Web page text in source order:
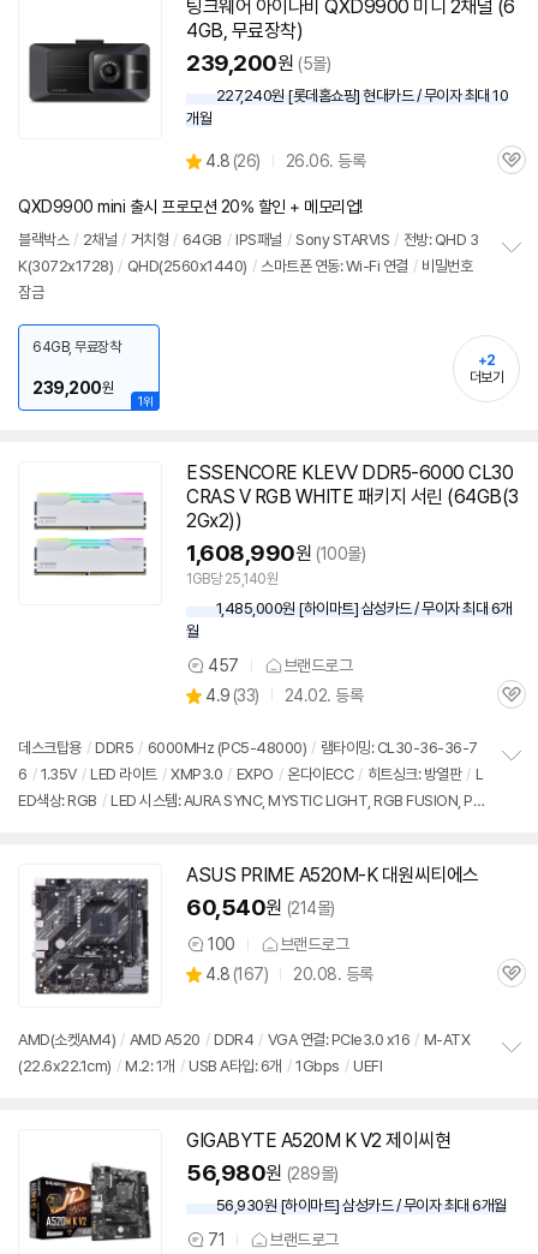
팅크웨어 아이나비 QXD9900 미니 2채널 (6
4GB, 무료장착)
239,200원 (5몰)
227,240원 [롯데홈쇼핑] 현대카드 / 무이자 최대 10
개월
별
점
4.8 (상
리
뷰
26) 26.06. 등록
관
QXD9900 mini 출시 프로모션 20% 할인 + 메모리업!
블랙박스 / 2채널 / 거치형 / 64GB / IPS패널 / Sony STARVIS / 전방: QHD 3
K(3072x1728) / QHD(2560x1440) / 스마트폰 연동: Wi-Fi 연결 / 비밀번호
잠금
기
1위
64GB, 무료장착
239,200원
+2
더보기
ESSENCORE KLEVV DDR5-6000 CL30
CRAS V RGB WHITE 패키지 서린 (64GB(3
2Gx2))
1,608,990원 (100몰)
1GB당 25,140원
1,485,000원 [하이마트] 삼성카드 / 무이자 최대 6개
월
상
품
견
457 브랜드로그
별
4.9 (상
리
뷰
33) 24.02. 등록
관
데스크탑용 / DDR5 / 6000MHz (PC5-48000) / 램타이밍: CL30-36-36-7
6 / 1.35V / LED 라이트 / XMP3.0 / EXPO / 온다이ECC / 히트싱크: 방열판 / L
ED색상: RGB / LED 시스템: AURA SYNC, MYSTIC LIGHT, RGB FUSION, PO
ASUS PRIME A520M-K 대원씨티에스
60,540원 (214몰)
상
품
100 브랜드로그
별
4.8 (상
167) 20.08. 등록
관
AMD(소켓AM4) / AMD A520 / DDR4 / VGA 연결: PCIe3.0 x16 / M-ATX
(22.6x22.1cm) / M.2: 1개 / USB A타입: 6개 / 1Gbps / UEFI
GIGABYTE A520M K V2 제이씨현
56,980원 (289몰)
56,930원 [하이마트] 삼성카드 / 무이자 최대 6개월
상 71 브랜드로그